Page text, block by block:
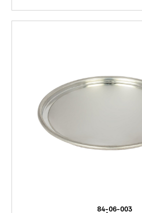
84-06-003